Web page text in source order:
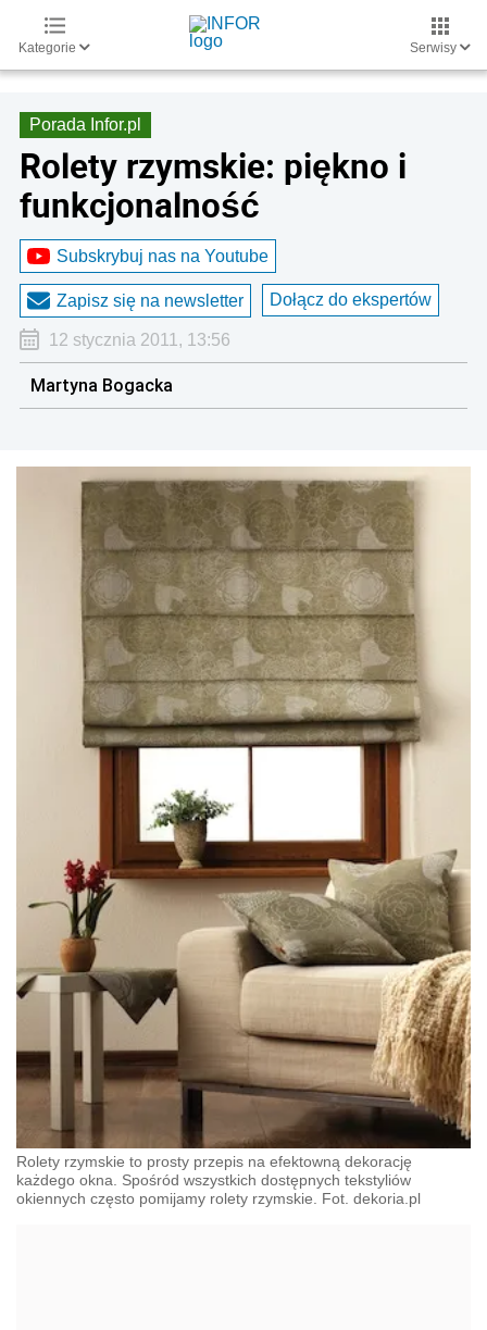
Kategorie Serwisy
Porada Infor.pl
Rolety rzymskie: piękno i
funkcjonalność
Subskrybuj nas na Youtube
Zapisz się na newsletter Dołącz do ekspertów
12 stycznia 2011, 13:56
Martyna Bogacka
Rolety rzymskie to prosty przepis na efektowną dekorację
każdego okna. Spośród wszystkich dostępnych tekstyliów
okiennych często pomijamy rolety rzymskie. Fot. dekoria.pl